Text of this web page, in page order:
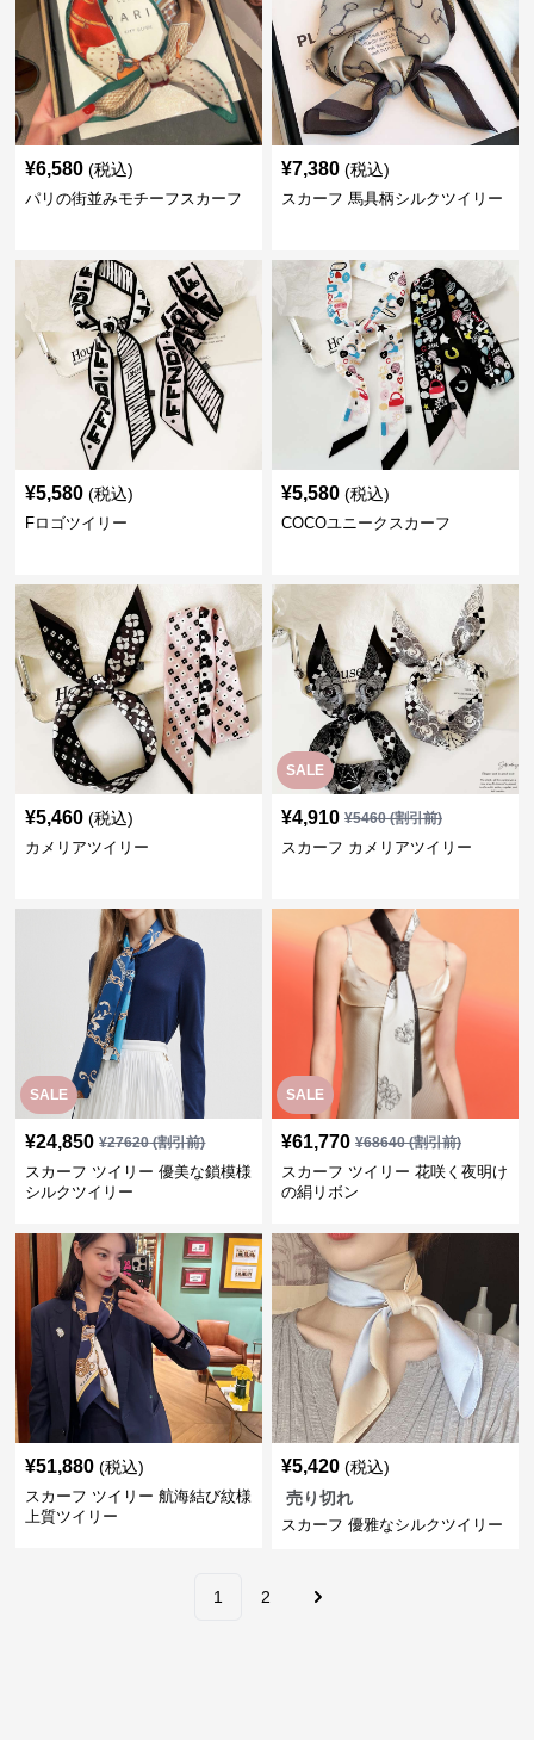
¥6,580 (税込)
パリの街並みモチーフスカーフ
¥7,380 (税込)
スカーフ 馬具柄シルクツイリー
¥5,580 (税込)
Fロゴツイリー
¥5,580 (税込)
COCOユニークスカーフ
¥5,460 (税込)
カメリアツイリー
SALE
¥4,910 ¥5460(割引前)
スカーフ カメリアツイリー
SALE
¥24,850 ¥27620(割引前)
スカーフ ツイリー 優美な鎖模様
シルクツイリー
SALE
¥61,770 ¥68640(割引前)
スカーフ ツイリー 花咲く夜明け
の絹リボン
¥51,880 (税込)
スカーフ ツイリー 航海結び紋様
上質ツイリー
¥5,420 (税込)
売り切れ
スカーフ 優雅なシルクツイリー
1 2